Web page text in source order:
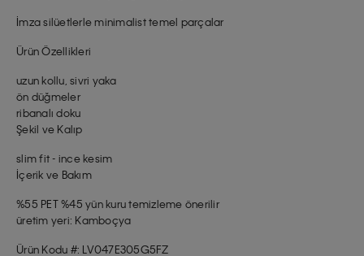
İmza silüetlerle minimalist temel parçalar
Ürün Özellikleri
uzun kollu, sivri yaka
ön düğmeler
ribanalı doku
Şekil ve Kalıp
slim fit - ince kesim
İçerik ve Bakım
%55 PET %45 yün kuru temizleme önerilir
üretim yeri: Kamboçya
Ürün Kodu #: LV047E305G5FZ